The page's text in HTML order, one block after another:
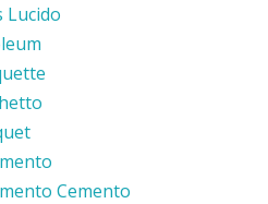
Lucido
Cemento